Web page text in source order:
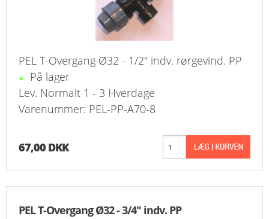
PEL T-Overgang Ø32 - 1/2" indv. rørgevind. PP
På lager
Lev. Normalt 1 - 3 Hverdage
Varenummer: PEL-PP-A70-8
67,00 DKK
PEL T-Overgang Ø32 - 3/4" indv. PP